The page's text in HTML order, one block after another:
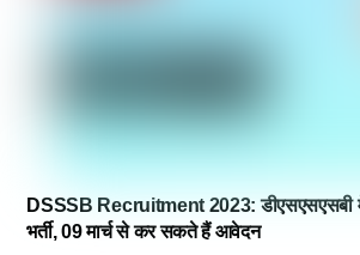
DSSSB Recruitment 2023: डीएसएसएसबी में
भर्ती, 09 मार्च से कर सकते हैं आवेदन